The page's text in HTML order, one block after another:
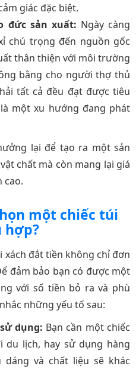
giác đặc biệt.
đức sản xuất: Ngày càng
chú trọng đến nguồn gốc
thân thiện với môi trường
bằng cho người thợ thủ
tất cả đều đạt được tiêu
một xu hướng đang phát
lại để tạo ra một sản
chất mà còn mang lại giá
cao.
một chiếc túi
hợp?
xách đắt tiền không chỉ đơn
đảm bảo bạn có được một
với số tiền bỏ ra và phù
những yếu tố sau:
dụng: Bạn cần một chiếc
du lịch, hay sử dụng hàng
dáng và chất liệu sẽ khác